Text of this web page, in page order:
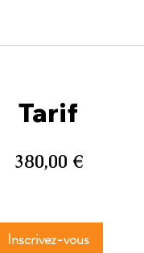
Tarif
380,00 €
Inscrivez-vous